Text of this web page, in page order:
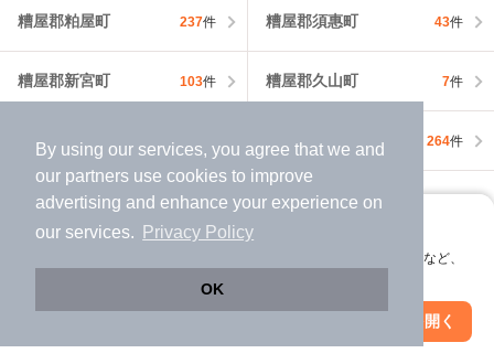
By using our services, you agree that we and
our partners use cookies to improve
advertising and enhance your experience on
our services.
Privacy Policy
OK
アプリに切り替えて、サクサクお部屋探し
会員登録なしですぐ使える。マップ検索やお気に入り保存など、
アプリを開く
糟屋郡粕屋町 237件 糟屋郡須惠町 43件
糟屋郡新宮町 103件 糟屋郡久山町 7件
遠賀郡芦屋町 遠賀郡水巻町 264件
遠賀郡岡垣町 127件
絞り込み条件を変更